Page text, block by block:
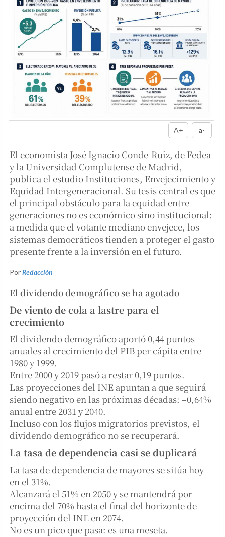
A+ a-
El economista José Ignacio Conde-Ruiz, de Fedea
y la Universidad Complutense de Madrid,
publica el estudio Instituciones, Envejecimiento y
Equidad Intergeneracional. Su tesis central es que
el principal obstáculo para la equidad entre
generaciones no es económico sino institucional:
a medida que el votante mediano envejece, los
sistemas democráticos tienden a proteger el gasto
presente frente a la inversión en el futuro.
PorRedacción
El dividendo demográfico se ha agotado
De viento de cola a lastre para el
crecimiento
El dividendo demográfico aportó 0,44 puntos
anuales al crecimiento del PIB per cápita entre
1980 y 1999.
Entre 2000 y 2019 pasó a restar 0,19 puntos.
Las proyecciones del INE apuntan a que seguirá
siendo negativo en las próximas décadas: –0,64%
anual entre 2031 y 2040.
Incluso con los flujos migratorios previstos, el
dividendo demográfico no se recuperará.
La tasa de dependencia casi se duplicará
La tasa de dependencia de mayores se sitúa hoy
en el 31%.
Alcanzará el 51% en 2050 y se mantendrá por
encima del 70% hasta el final del horizonte de
proyección del INE en 2074.
No es un pico que pasa: es una meseta.